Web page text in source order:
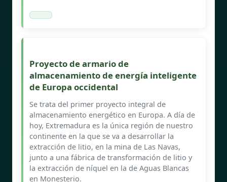
Proyecto de armario de
almacenamiento de energía inteligente
de Europa occidental
Se trata del primer proyecto integral de
almacenamiento energético en Europa. A día de
hoy, Extremadura es la única región de nuestro
continente en la que se va a desarrollar la
extracción de litio, en la mina de Las Navas,
junto a una fábrica de transformación de litio y
la extracción de níquel en la de Aguas Blancas
en Monesterio.